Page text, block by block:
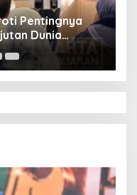
Pentingnya
Dunia